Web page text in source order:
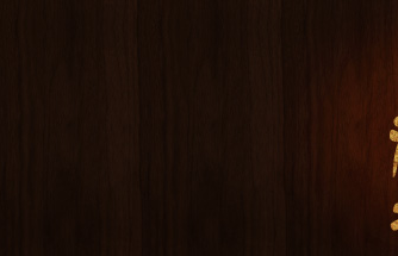
からのお